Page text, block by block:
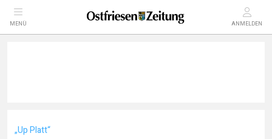
MENÜ ANMELDEN
„Up Platt“